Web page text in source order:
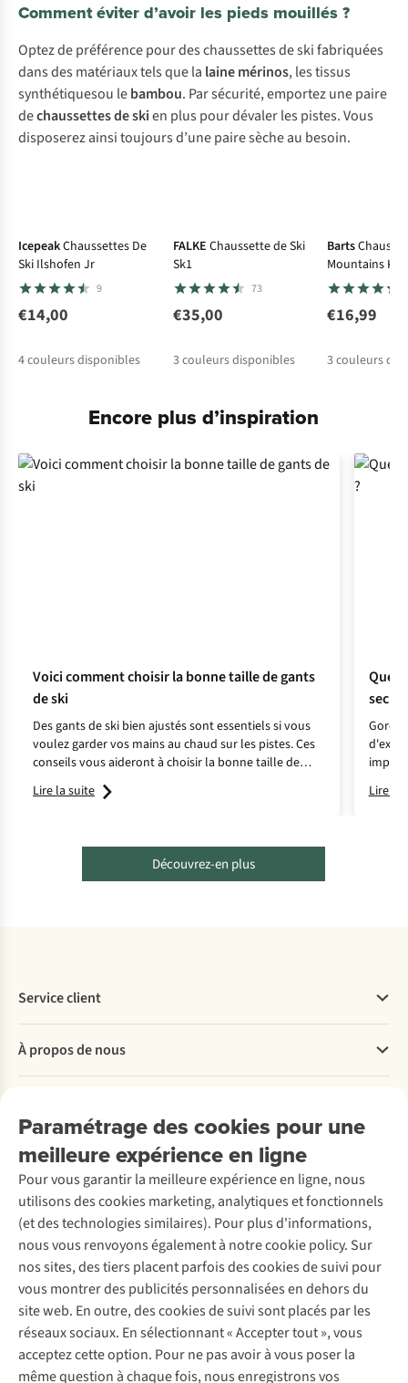
Comment éviter d’avoir les pieds mouillés ?
Optez de préférence pour des chaussettes de ski fabriquées
dans des matériaux tels que la laine mérinos, les tissus
synthétiquesou lebambou. Par sécurité, emportez une paire
dechaussettes de skien plus pour dévaler les pistes. Vous
disposerez ainsi toujours d’une paire sèche au besoin.
IcepeakChaussettes De
Ski Ilshofen Jr
9
€14,00
4couleurs disponibles
FALKE Chaussette de Ski
Sk1
73
€35,00
3couleurs disponibles
Barts
Mountains
€16,99
3couleurs
Encore plus d’inspiration
Voici comment choisir la bonne taille de gants
de ski
Des gants de ski bien ajustés sont essentiels si vous
voulez garder vos mains au chaud sur les pistes. Ces
conseils vous aideront à choisir la bonne taille de
gants en trois étapes !
Lire la suite
sec ?
Gore-
hiver,
Lire la
Découvrez-en plus
Paramétrage des cookies pour une
meilleure expérience en ligne
Pour vous garantir la meilleure expérience en ligne, nous
utilisons des cookies marketing, analytiques et fonctionnels
(et des technologies similaires). Pour plus d'informations,
nous vous renvoyons également à notre cookie policy. Sur
nos sites, des tiers placent parfois des cookies de suivi pour
vous montrer des publicités personnalisées en dehors du
site web. En outre, des cookies de suivi sont placés par les
réseaux sociaux. En sélectionnant « Accepter tout », vous
acceptez cette option. Pour ne pas avoir à vous poser la
même question à chaque fois, nous enregistrons vos
Service client
Commander
Payer
Retourner
Rétractation d'une commande
Entretien & réparations
Garantie
Contactez-nous
À propos de nous
Entreprise responsable
À propos d’Ayacucho
Nos magasins
À propos d’A.S.Adventure
Déclaration d'accessibilité
Location / Location sports d’hiver
Seconde-main
Entretien de ski
Service de lavage
Entretien de chaussures
Réparation de chaussures
Réparation de vêtements
Retouches
Pour les entreprises
Découvrez
A.S.Magazine
Explore Camp
Expertise & conseils
Abonnez-vous à la newsletter
Suivez-nous